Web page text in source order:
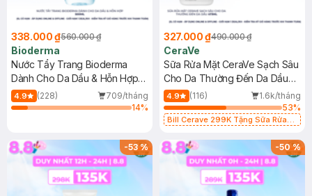
338.000 ₫560.000 ₫
Bioderma
Nước Tẩy Trang Bioderma
Dành Cho Da Dầu & Hỗn Hợp
500ml
4.9 (228)
709/tháng
14%
327.000 ₫490.000 ₫
CeraVe
Sữa Rửa Mặt CeraVe Sạch Sâu
Cho Da Thường Đến Da Dầu
473ml
4.9 (116)
1.6k/tháng
53%
Bill Cerave 299K Tặng Sữa Rửa
-53% -50%